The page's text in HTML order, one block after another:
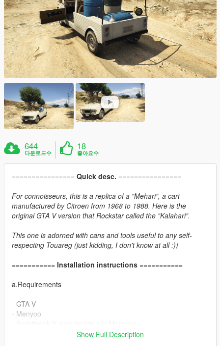
644
다운로드수
18
좋아요수
================ Quick desc. ================
For connoisseurs, this is a replica of a "Mehari", a cart
manufactured by Citroen from 1968 to 1988. Here is the
original GTA V version that Rockstar called the "Kalahari".
This one is adorned with cans and tools useful to any self-
respecting Touareg (just kidding, I don't know at all :))
=========== Installation instructions ===========
a.Requirements
- GTA V
- Menyoo
Show Full Description